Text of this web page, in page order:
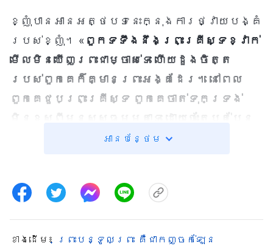
ខ្ញុំបានអានអត្ថបទនេះក្នុងការថ្វាយបង្គំ
របស់ខ្ញុំ។ « ពួកទទឹងនឹងព្រះគ្រីស្ទខ្វាក់
មើលមិនឃើញព្រះជាម្ចាស់ទេ ហើយដួងចិត្ត
របស់ពួកគេក៏គ្មានព្រះអង្គដែរ។ នៅពេល
ពួកគេជួបព្រះគ្រីស្ទ ពួកគេចាត់ទុកទ្រង់
តាមការសម្តែងចេញ និងព្រះសូរសៀងទ្រង់
ឡើងជាក់ស្តែង មិនដែលនិយាយការពិតទេ
ព្យាយាមបោកបញ្ឆោត និងបោកប្រាស់
អានបន្ថែម
ខាង​ដើម៖
ព្រះបន្ទូលព្រះ គឺជាកញ្ចក់ឡែន